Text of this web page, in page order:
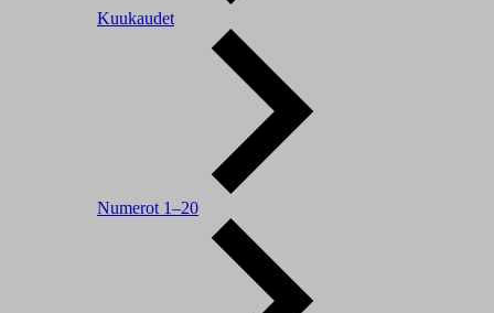
Kuukaudet
Numerot 1–20